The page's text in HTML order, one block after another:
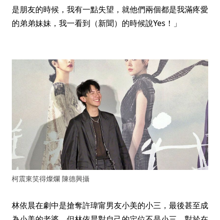
是朋友的時候，我有一點失望，就他們兩個都是我滿疼愛
的弟弟妹妹，我一看到（新聞）的時候說Yes！」
柯震東笑得燦爛 陳德興攝
林依晨在劇中是搶奪許瑋甯男友小美的小三，最後甚至成